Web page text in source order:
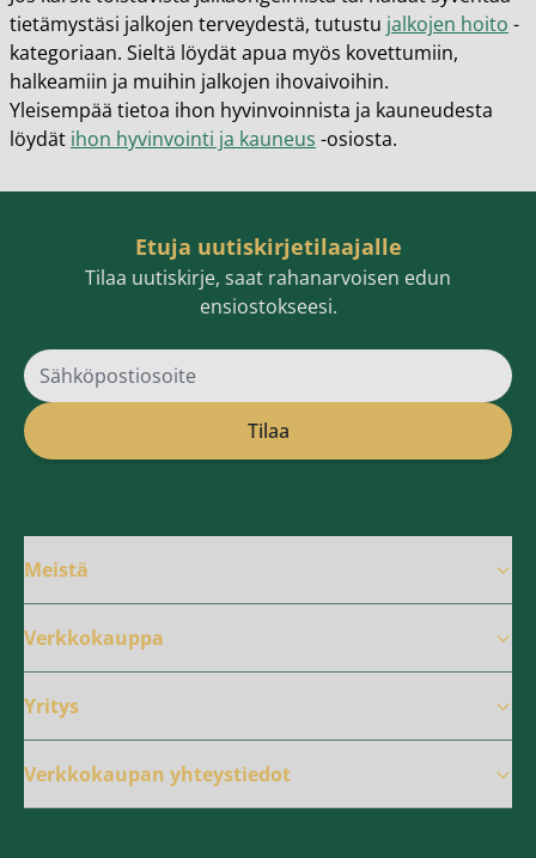
tietämystäsi jalkojen terveydestä, tutustu jalkojen hoito -
kategoriaan. Sieltä löydät apua myös kovettumiin,
halkeamiin ja muihin jalkojen ihovaivoihin.
Yleisempää tietoa ihon hyvinvoinnista ja kauneudesta
löydät ihon hyvinvointi ja kauneus -osiosta.
Etuja uutiskirjetilaajalle
Tilaa uutiskirje, saat rahanarvoisen edun
ensiostokseesi.
Sähköpostiosoite
Tilaa
Meistä
Verkkokauppa
Yritys
Verkkokaupan yhteystiedot